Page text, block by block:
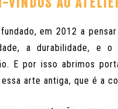
em 2012 a
a durabilidade, e o
E por isso abrimos
arte antiga, que é a